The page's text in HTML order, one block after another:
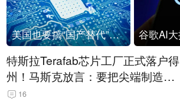
美国也要搞“国产替代”？先算清三笔账
特斯拉Terafab芯片工厂正式落户得
州！马斯克放言：要把尖端制造带
回美国
16